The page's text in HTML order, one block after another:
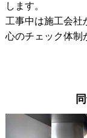
します。
工事中は施工会社
心のチェック体制